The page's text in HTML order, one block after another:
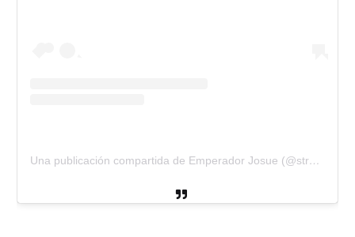
Una publicación compartida de Emperador Josue (@strongblack_trapsur)